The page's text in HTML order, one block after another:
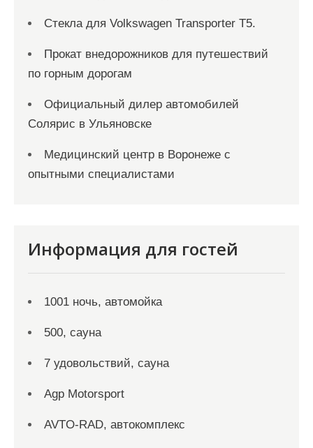
Стекла для Volkswagen Transporter T5.
Прокат внедорожников для путешествий
по горным дорогам
Официальный дилер автомобилей
Солярис в Ульяновске
Медицинский центр в Воронеже с
опытными специалистами
Информация для гостей
1001 ночь, автомойка
500, сауна
7 удовольствий, сауна
Agp Motorsport
AVTO-RAD, автокомплекс